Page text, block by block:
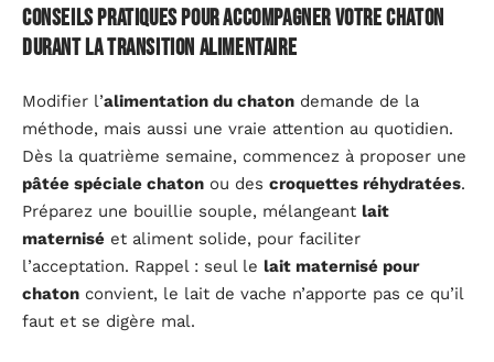
Conseils pratiques pour accompagner votre chaton
durant la transition alimentaire
Modifier l’alimentation du chaton demande de la
méthode, mais aussi une vraie attention au quotidien.
Dès la quatrième semaine, commencez à proposer une
pâtée spéciale chaton ou des croquettes réhydratées.
Préparez une bouillie souple, mélangeant lait
maternisé et aliment solide, pour faciliter
l’acceptation. Rappel : seul le lait maternisé pour
chaton convient, le lait de vache n’apporte pas ce qu’il
faut et se digère mal.